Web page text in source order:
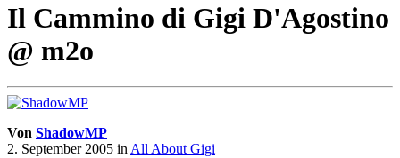
Il Cammino di Gigi D'Agostino
@ m2o
Von ShadowMP
2. September 2005 inAll About Gigi